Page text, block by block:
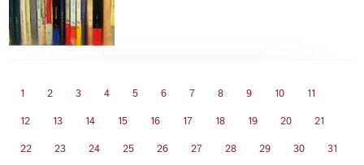
1 2 3 4 5 6 7 8 9 10 11
12 13 14 15 16 17 18 19 20 21
22 23 24 25 26 27 28 29 30 31